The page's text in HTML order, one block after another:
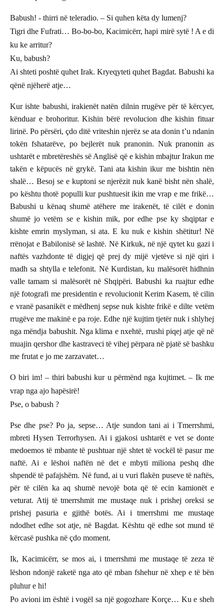
Babush! - thirri në teleradio. – Si quhen këta dy lumenj?
Tigri dhe Fufrati… Bo-bo-bo, Kacimicërr, hapi mirë sytë ! A e di
ku ke arritur?
Ku, babush?
Ai shteti poshtë quhet Irak. Kryeqyteti quhet Bagdat. Babushi ka
qënë njëherë atje…
Kur ishte babushi, irakienët natën dilnin rrugëve për të kërcyer,
kënduar e brohoritur. Kishin bërë revolucion dhe kishin fituar
lirinë. Po përsëri, çdo ditë vriteshin njerëz se ata donin t’u ndanin
tokën fshatarëve, po bejlerët nuk pranonin. Nuk pranonin as
ushtarët e mbretëreshës së Anglisë që e kishin mbajtur Irakun me
takën e këpucës në grykë. Tani ata kishin ikur me bishtin nën
shalë… Besoj se e kuptoni se njerëzit nuk kanë bisht nën shalë,
po kështu thotë populli kur pushtuesit ikin me vrap e me frikë…
Babushi u kënaq shumë atëhere me irakenët, të cilët e donin
shumë jo vetëm se e kishin mik, por edhe pse ky shqiptar e
kishte emrin myslyman, si ata. E ku nuk e kishin shëtitur! Në
rrënojat e Babilonisë së lashtë. Në Kirkuk, në një qytet ku gazi i
naftës vazhdonte të digjej që prej dy mijë vjetëve si një qiri i
madh sa shtylla e telefonit. Në Kurdistan, ku malësorët hidhnin
valle tamam si malësorët në Shqipëri. Babushi ka ruajtur edhe
një fotografi me presidentin e revolucionit Kerim Kasem, të cilin
e vranë pasanikët e mëdhenj sepse nuk kishte frikë e dilte vetëm
rrugëve me makinë e pa roje. Edhe një kujtim tjetër nuk i shlyhej
nga mëndja babushit. Nga klima e nxehtë, rrushi piqej atje që në
muajin qershor dhe kastraveci të vihej përpara në pjatë së bashku
me frutat e jo me zarzavatet…
O biri im! – thiri babushi kur u përmënd nga kujtimet. – Ik me
vrap nga ajo hapësirë!
Pse, o babush ?
Pse dhe pse? Po ja, sepse… Atje sundon tani ai i Tmerrshmi,
mbreti Hysen Terrorhysen. Ai i gjakosi ushtarët e vet se donte
medoemos të mbante të pushtuar një shtet të vockël të pasur me
naftë. Ai e lëshoi naftën në det e mbyti miliona peshq dhe
shpendë të pafajshëm. Në fund, ai u vuri flakën puseve të naftës,
për të cilën ka aq shumë nevojë bota që të ecin kamionët e
veturat. Atij të tmerrshmit me mustaqe nuk i prishej oreksi se
prishej pasuria e gjithë botës. Ai i tmerrshmi me mustaqe
ndodhet edhe sot atje, në Bagdat. Kështu që edhe sot mund të
kërcasë pushka në çdo moment.
Ik, Kacimicërr, se mos ai, i tmerrshmi me mustaqe të zeza të
lëshon ndonjë raketë nga ato që mban fshehur në xhep e të bën
pluhur e hi!
Po avioni im është i vogël sa një gogozhare Korçe… Ku e sheh